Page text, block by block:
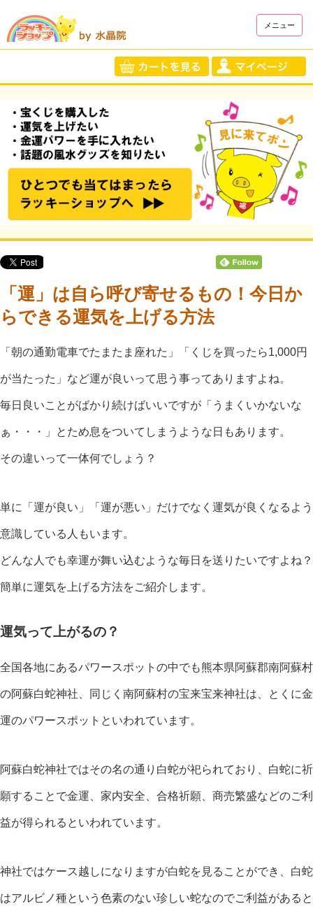
メニュー
「運」は自ら呼び寄せるもの！今日か
らできる運気を上げる方法
「朝の通勤電車でたまたま座れた」「くじを買ったら1,000円
が当たった」など運が良いって思う事ってありますよね。
毎日良いことがばかり続けばいいですが「うまくいかないな
ぁ・・・」とため息をついてしまうような日もあります。
その違いって一体何でしょう？
単に「運が良い」「運が悪い」だけでなく運気が良くなるよう
意識している人もいます。
どんな人でも幸運が舞い込むような毎日を送りたいですよね？
簡単に運気を上げる方法をご紹介します。
運気って上がるの？
全国各地にあるパワースポットの中でも熊本県阿蘇郡南阿蘇村
の阿蘇白蛇神社、同じく南阿蘇村の宝来宝来神社は、とくに金
運のパワースポットといわれています。
阿蘇白蛇神社ではその名の通り白蛇が祀られており、白蛇に祈
願することで金運、家内安全、合格祈願、商売繁盛などのご利
益が得られるといわれています。
神社ではケース越しになりますが白蛇を見ることができ、白蛇
はアルビノ種という色素のない珍しい蛇なのでご利益があると